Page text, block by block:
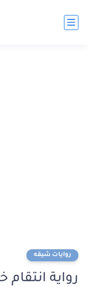
روايات شيقه
رواية